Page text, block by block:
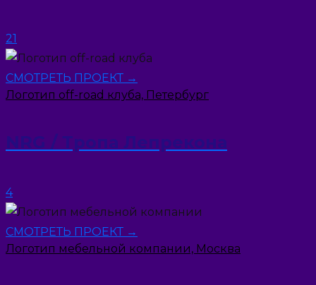
21
СМОТРЕТЬ ПРОЕКТ →
Логотип off-road клуба, Петербург
NRG / Тропа Лепрекона
4
СМОТРЕТЬ ПРОЕКТ →
Логотип мебельной компании, Москва